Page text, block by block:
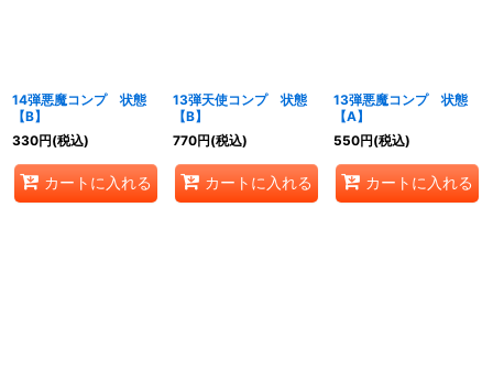
14弾悪魔コンプ 状態
【B】
330円(税込)
カートに入れる
13弾天使コンプ 状態
【B】
770円(税込)
カートに入れる
13弾悪魔コンプ 状態
【A】
550円(税込)
カートに入れる